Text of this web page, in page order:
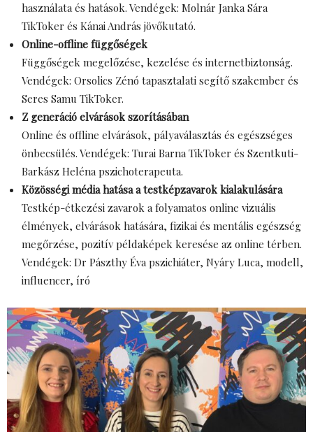
használata és hatások. Vendégek: Molnár Janka Sára
TikToker és Kánai András jövőkutató.
Online-offline függőségek
Függőségek megelőzése, kezelése és internetbiztonság.
Vendégek: Orsolics Zénó tapasztalati segítő szakember és
Seres Samu TikToker.
Z generáció elvárások szorításában
Online és offline elvárások, pályaválasztás és egészséges
önbecsülés. Vendégek: Turai Barna TikToker és Szentkuti-
Barkász Heléna pszichoterapeuta.
Közösségi média hatása a testképzavarok kialakulására
Testkép-étkezési zavarok a folyamatos online vizuális
élmények, elvárások hatására, fizikai és mentális egészség
megőrzése, pozitív példaképek keresése az online térben.
Vendégek: Dr Pászthy Éva pszichiáter, Nyáry Luca, modell,
influencer, író